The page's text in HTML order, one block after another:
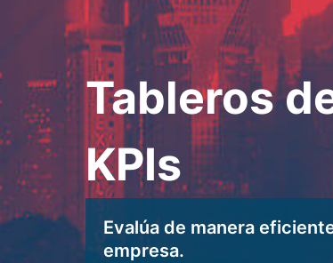
Tableros
KPIs
Evalúa de manera
empresa.